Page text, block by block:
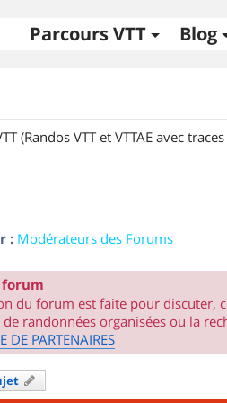
Parcours VTT Blog
(Randos VTT et VTTAE avec traces
: Modérateurs des Forums
forum
du forum est faite pour discuter,
randonnées organisées ou la
DE PARTENAIRES